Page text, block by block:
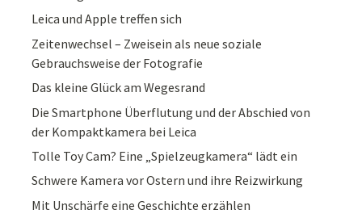
Leica und Apple treffen sich
Zeitenwechsel – Zweisein als neue soziale
Gebrauchsweise der Fotografie
Das kleine Glück am Wegesrand
Die Smartphone Überflutung und der Abschied von
der Kompaktkamera bei Leica
Tolle Toy Cam? Eine „Spielzeugkamera“ lädt ein
Schwere Kamera vor Ostern und ihre Reizwirkung
Mit Unschärfe eine Geschichte erzählen